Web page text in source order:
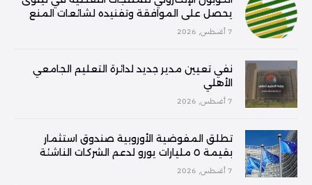
يحصل على الموافقة وتفنيده لشائعات المنع
7 أغسطس, 2026
نفي تعيين مدير جديد لدائرة التعليم الجامعي
الأهلي
7 أغسطس, 2026
تطلق المفوضية الأوروبية صندوق استثمار
بقيمة ٥ مليارات يورو لدعم الشركات الناشئة
7 أغسطس, 2026